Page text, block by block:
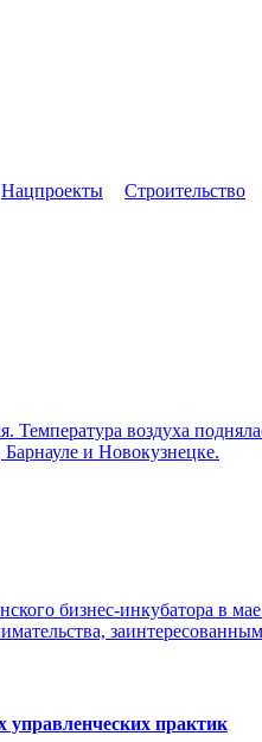
Нацпроекты Строительство
Температура воздуха
и Новокузнецке.
бизнес-инкубатора в
управленческих практик